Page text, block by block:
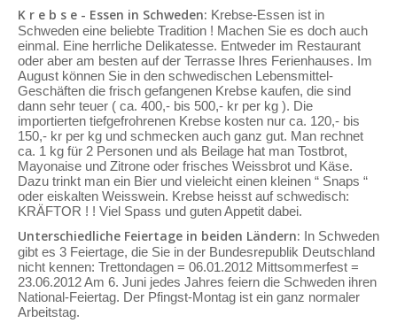
K r e b s e - Essen in Schweden: Krebse-Essen ist in
Schweden eine beliebte Tradition ! Machen Sie es doch auch
einmal. Eine herrliche Delikatesse. Entweder im Restaurant
oder aber am besten auf der Terrasse Ihres Ferienhauses. Im
August können Sie in den schwedischen Lebensmittel-
Geschäften die frisch gefangenen Krebse kaufen, die sind
dann sehr teuer ( ca. 400,- bis 500,- kr per kg ). Die
importierten tiefgefrohrenen Krebse kosten nur ca. 120,- bis
150,- kr per kg und schmecken auch ganz gut. Man rechnet
ca. 1 kg für 2 Personen und als Beilage hat man Tostbrot,
Mayonaise und Zitrone oder frisches Weissbrot und Käse.
Dazu trinkt man ein Bier und vieleicht einen kleinen “ Snaps “
oder eiskalten Weisswein. Krebse heisst auf schwedisch:
KRÄFTOR ! ! Viel Spass und guten Appetit dabei.
Unterschiedliche Feiertage in beiden Ländern: In Schweden
gibt es 3 Feiertage, die Sie in der Bundesrepublik Deutschland
nicht kennen: Trettondagen = 06.01.2012 Mittsommerfest =
23.06.2012 Am 6. Juni jedes Jahres feiern die Schweden ihren
National-Feiertag. Der Pfingst-Montag ist ein ganz normaler
Arbeitstag.